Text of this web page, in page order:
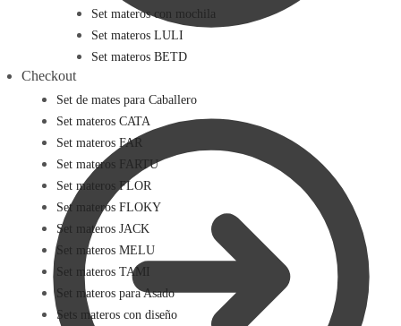
Checkout
Set materos con mochila
Set materos LULI
Set materos BETD
Set de mates para Caballero
Set materos CATA
Set materos FAR
Set materos FARTU
Set materos FLOR
Set materos FLOKY
Set materos JACK
Set materos MELU
Set materos TAMI
Set materos para Asado
Sets materos con diseño